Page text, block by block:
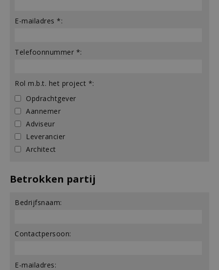
E-mailadres *:
Telefoonnummer *:
Rol m.b.t. het project *:
Opdrachtgever
Aannemer
Adviseur
Leverancier
Architect
Betrokken partij
Bedrijfsnaam:
Contactpersoon:
E-mailadres: